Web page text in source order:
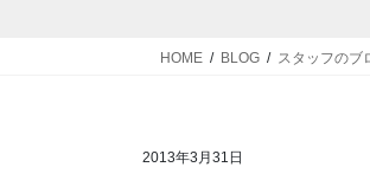
HOME BLOG スタッフのブ
2013年3月31日